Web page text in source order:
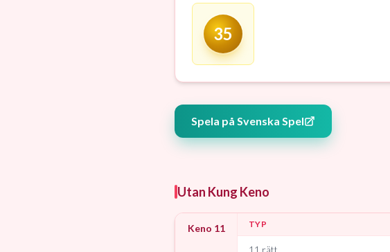
35
Spela på Svenska Spel
Utan Kung Keno
Keno 11 TYP
11 rätt